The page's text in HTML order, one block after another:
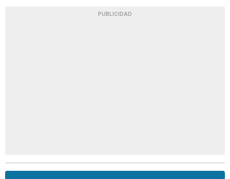
PUBLICIDAD